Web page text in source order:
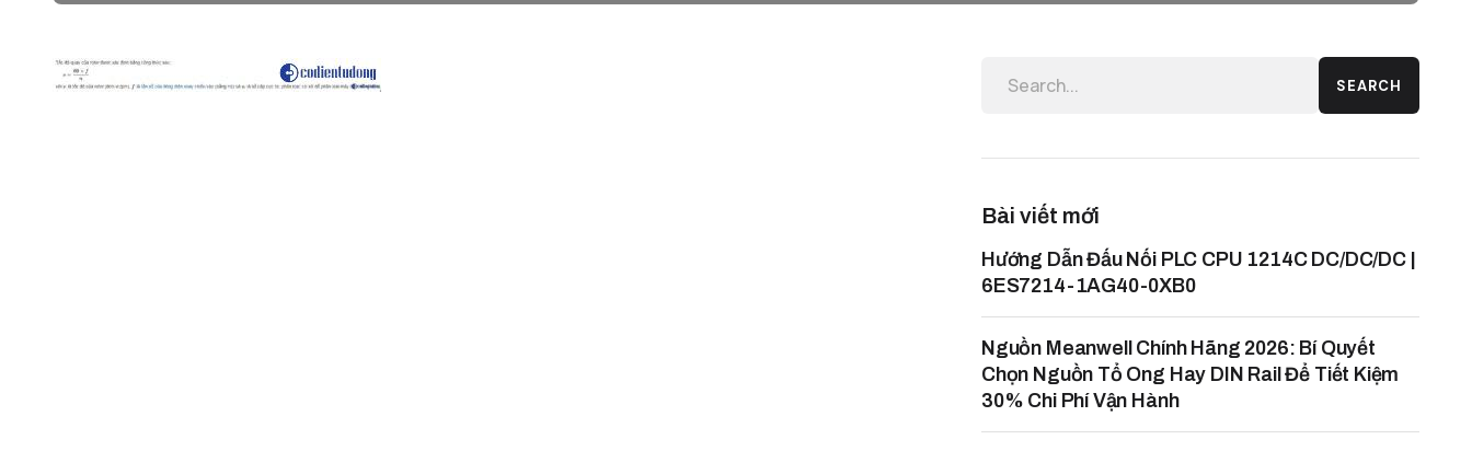
SEARCH
Bài viết mới
Hướng Dẫn Đấu Nối PLC CPU 1214C DC/DC/DC |
6ES7214-1AG40-0XB0
Nguồn Meanwell Chính Hãng 2026: Bí Quyết
Chọn Nguồn Tổ Ong Hay DIN Rail Để Tiết Kiệm
30% Chi Phí Vận Hành